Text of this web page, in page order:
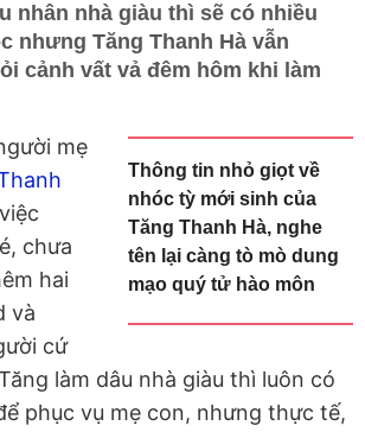
nhân nhà giàu thì sẽ có nhiều
nhưng Tăng Thanh Hà vẫn
cảnh vất vả đêm hôm khi làm
Thông tin nhỏ giọt về
nhóc tỳ mới sinh của
Tăng Thanh Hà, nghe
tên lại càng tò mò dung
mạo quý tử hào môn
mẹ
chưa
hai
và
cứ
làm dâu nhà giàu thì luôn có
phục vụ mẹ con, nhưng thực tế,